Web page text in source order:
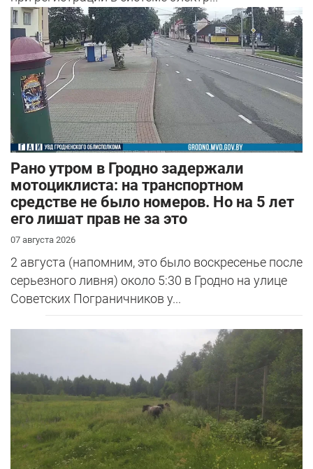
Рано утром в Гродно задержали
мотоциклиста: на транспортном
средстве не было номеров. Но на 5 лет
его лишат прав не за это
07 августа 2026
2 августа (напомним, это было воскресенье после
серьезного ливня) около 5:30 в Гродно на улице
Советских Пограничников у...